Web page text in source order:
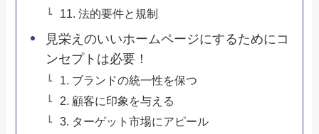
11. 法的要件と規制
見栄えのいいホームページにするためにコ
ンセプトは必要！
1. ブランドの統一性を保つ
2. 顧客に印象を与える
3. ターゲット市場にアピール